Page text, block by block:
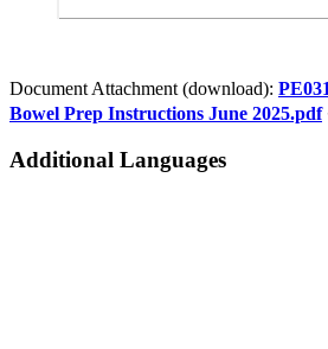
Document Attachment (download):
Bowel Prep Instructions June 2025.pdf
Additional Languages